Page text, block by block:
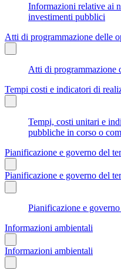
Informazioni relative ai
investimenti pubblici
Atti di programmazione delle
Atti di programmazione
Tempi costi e indicatori di
Tempi, costi unitari e
pubbliche in corso o
Pianificazione e governo del
Pianificazione e governo del
Pianificazione e
Informazioni ambientali
Informazioni ambientali